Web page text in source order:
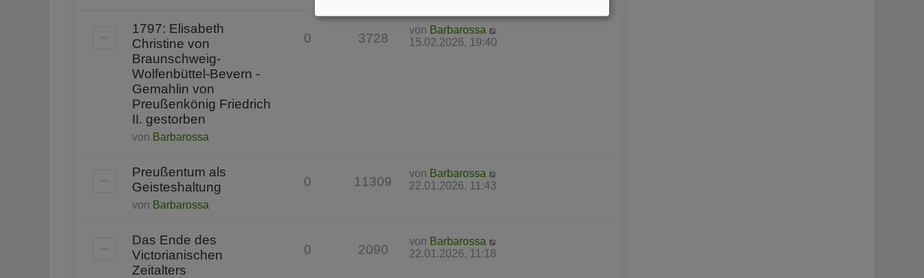
1797: Elisabeth
Christine von
Braunschweig-
Wolfenbüttel-Bevern -
Gemahlin von
Preußenkönig Friedrich
II. gestorben
von Barbarossa
0 3728
von Barbarossa
15.02.2026, 19:40
Preußentum als
Geisteshaltung
von Barbarossa
0 11309
von Barbarossa
22.01.2026, 11:43
Das Ende des
Victorianischen
Zeitalters
0 2090
von Barbarossa
22.01.2026, 11:18